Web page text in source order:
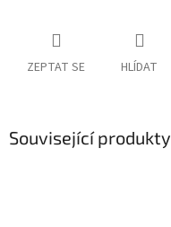
ZEPTAT SE HLÍDAT
Související produkty